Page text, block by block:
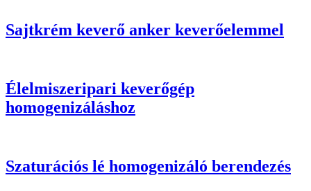
Sajtkrém keverő anker keverőelemmel
Élelmiszeripari keverőgép
homogenizáláshoz
Szaturációs lé homogenizáló berendezés